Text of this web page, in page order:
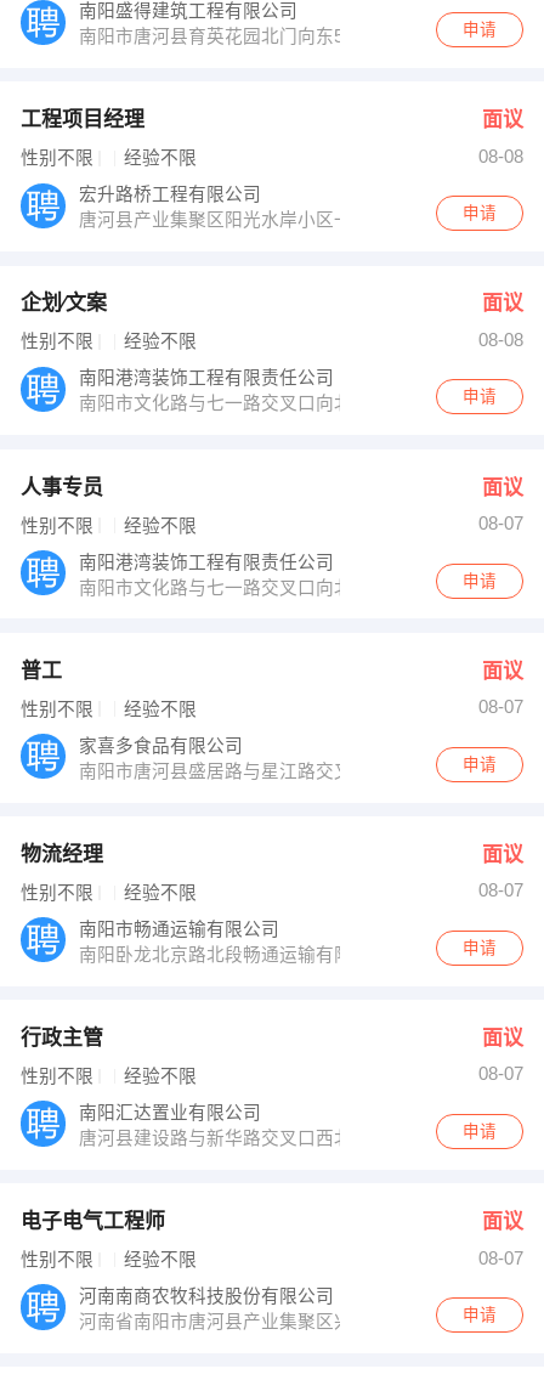
南阳盛得建筑工程有限公司
南阳市唐河县育英花园北门向东50米路北
申请
工程项目经理 面议
性别不限 经验不限
08-08
宏升路桥工程有限公司
唐河县产业集聚区阳光水岸小区一号楼
申请
企划∕文案 面议
性别不限 经验不限
08-08
南阳港湾装饰工程有限责任公司
南阳市文化路与七一路交叉口向北50米路东港湾装饰
申请
人事专员 面议
性别不限 经验不限
08-07
南阳港湾装饰工程有限责任公司
南阳市文化路与七一路交叉口向北50米路东港湾装饰
申请
普工 面议
性别不限 经验不限
08-07
家喜多食品有限公司
南阳市唐河县盛居路与星江路交叉口
申请
物流经理 面议
性别不限 经验不限
08-07
南阳市畅通运输有限公司
南阳卧龙北京路北段畅通运输有限公司
申请
行政主管 面议
性别不限 经验不限
08-07
南阳汇达置业有限公司
唐河县建设路与新华路交叉口西北角
申请
电子电气工程师 面议
性别不限 经验不限
08-07
河南南商农牧科技股份有限公司
河南省南阳市唐河县产业集聚区兴达东路与栀香路交叉口
申请